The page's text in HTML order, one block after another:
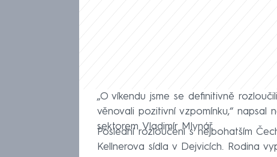
„O víkendu jsme se definitivně
věnovali pozitivní vzpomínku,“ napsal
sektorem Vladimír Mlynář.
Poslední rozloučení s nejbohatším
Kellnerova sídla v Dejvicích. Rodina